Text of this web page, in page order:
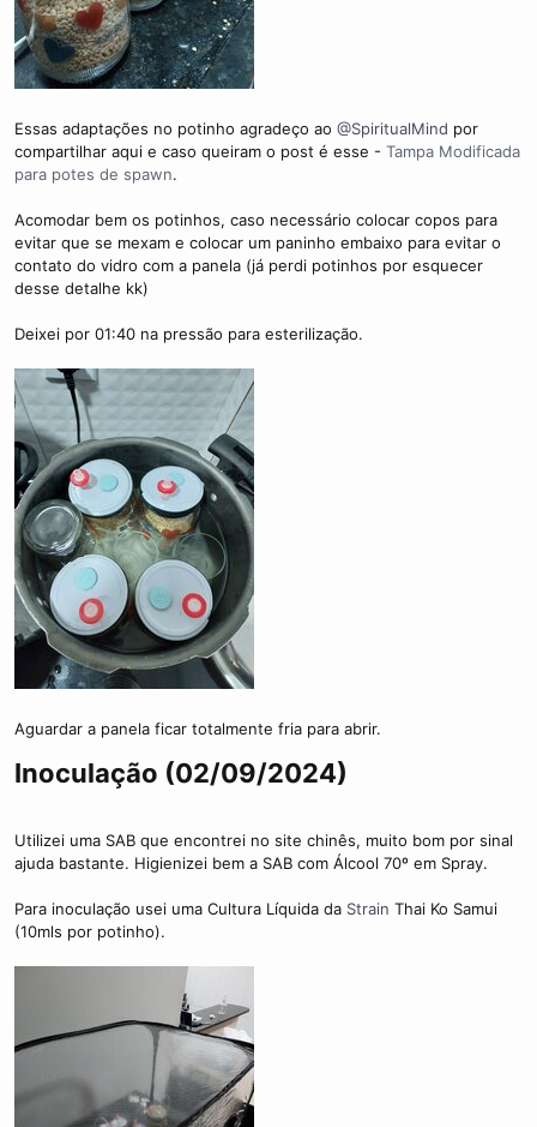
Essas adaptações no potinho agradeço ao @SpiritualMind por
compartilhar aqui e caso queiram o post é esse - Tampa Modificada
para potes de spawn.
Acomodar bem os potinhos, caso necessário colocar copos para
evitar que se mexam e colocar um paninho embaixo para evitar o
contato do vidro com a panela (já perdi potinhos por esquecer
desse detalhe kk)
Deixei por 01:40 na pressão para esterilização.
Aguardar a panela ficar totalmente fria para abrir.
Inoculação (02/09/2024)​
Utilizei uma SAB que encontrei no site chinês, muito bom por sinal
ajuda bastante. Higienizei bem a SAB com Álcool 70º em Spray.
Para inoculação usei uma Cultura Líquida da Strain Thai Ko Samui
(10mls por potinho).